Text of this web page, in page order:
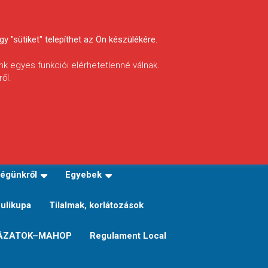
Egyebek
Tilalmak, korlátozások
Regulament Local
"sütiket" telepíthet az Ön készülékére.
egyes funkciói elérhetetlenné válnak.